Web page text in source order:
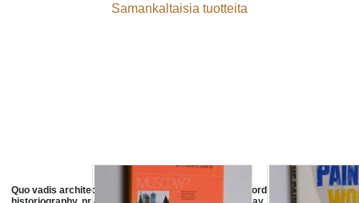
Samankaltaisia tuotteita
Quo vadis architectura?;
The Painted Word - What You See